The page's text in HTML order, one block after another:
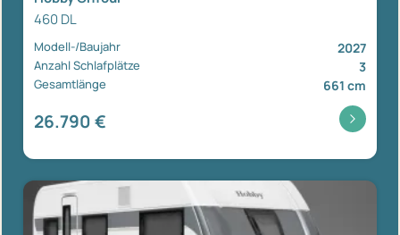
460 DL
Modell-/Baujahr 2027
Anzahl Schlafplätze 3
Gesamtlänge 661 cm
26.790 €